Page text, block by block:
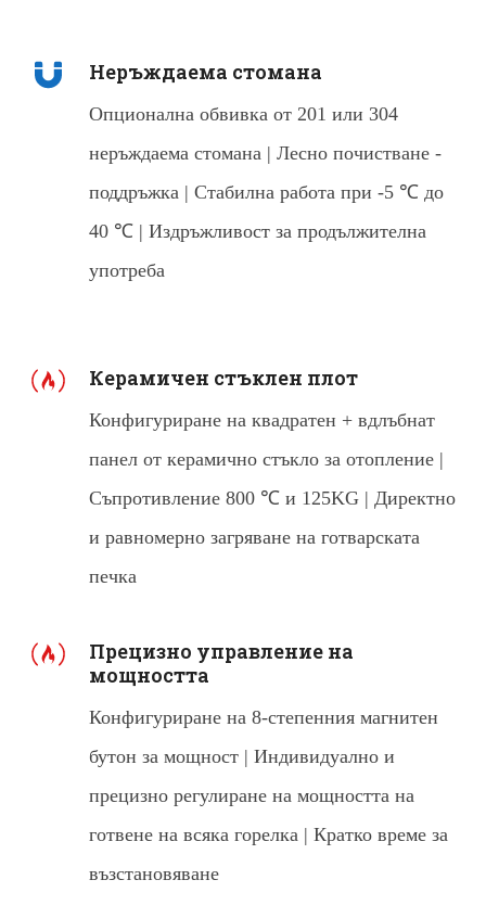
Неръждаема стомана
Опционална обвивка от 201 или 304
неръждаема стомана | Лесно почистване -
поддръжка | Стабилна работа при -5 ℃ до
40 ℃ | Издръжливост за продължителна
употреба
Керамичен стъклен плот
Конфигуриране на квадратен + вдлъбнат
панел от керамично стъкло за отопление |
Съпротивление 800 ℃ и 125KG | Директно
и равномерно загряване на готварската
печка
Прецизно управление на
мощността
Конфигуриране на 8-степенния магнитен
бутон за мощност | Индивидуално и
прецизно регулиране на мощността на
готвене на всяка горелка | Кратко време за
възстановяване